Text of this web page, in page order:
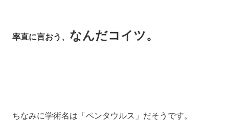
率直に言おう、 なんだコイツ。
ちなみに学術名は「ペンタウルス」だそうです。